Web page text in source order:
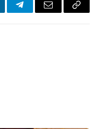
TelegramEmail
Copy